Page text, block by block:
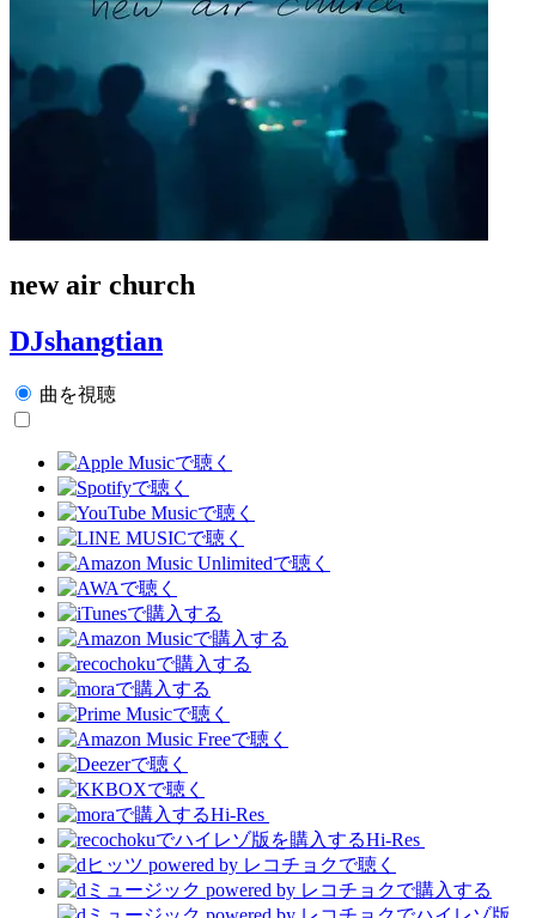
new air church
DJshangtian
曲を視聴
Hi-Res
Hi-Res